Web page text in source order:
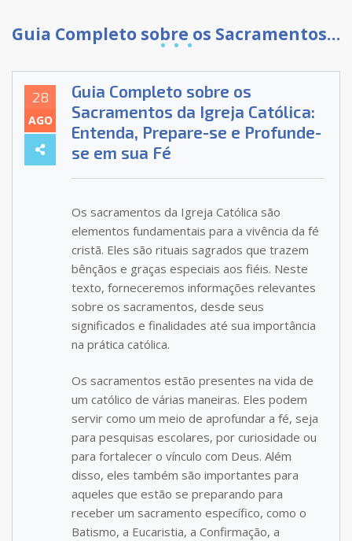
Guia Completo sobre os Sacramentos da Igreja Católica: Entenda, Prepare-se e Profunde-se em sua Fé
28
AGO
Guia Completo sobre os
Sacramentos da Igreja Católica:
Entenda, Prepare-se e Profunde-
se em sua Fé
Os sacramentos da Igreja Católica são
elementos fundamentais para a vivência da fé
cristã. Eles são rituais sagrados que trazem
bênçãos e graças especiais aos fiéis. Neste
texto, forneceremos informações relevantes
sobre os sacramentos, desde seus
significados e finalidades até sua importância
na prática católica.
Os sacramentos estão presentes na vida de
um católico de várias maneiras. Eles podem
servir como um meio de aprofundar a fé, seja
para pesquisas escolares, por curiosidade ou
para fortalecer o vínculo com Deus. Além
disso, eles também são importantes para
aqueles que estão se preparando para
receber um sacramento específico, como o
Batismo, a Eucaristia, a Confirmação, a